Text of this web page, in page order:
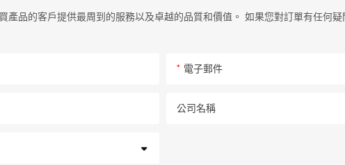
產品的客戶提供最周到的服務以及卓越的品質和價值。 如果您對訂單有任何疑
電子郵件
公司名稱